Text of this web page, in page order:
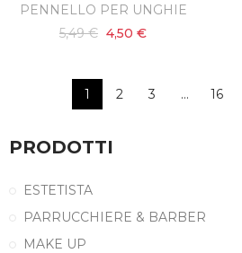
PENNELLO PER UNGHIE
5,49 € 4,50 €
1 2 3 … 16
PRODOTTI
ESTETISTA
PARRUCCHIERE & BARBER
MAKE UP